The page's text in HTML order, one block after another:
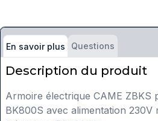
En savoir plus Questions
Description du produit
Armoire électrique CAME
BK800S avec alimentation 230V